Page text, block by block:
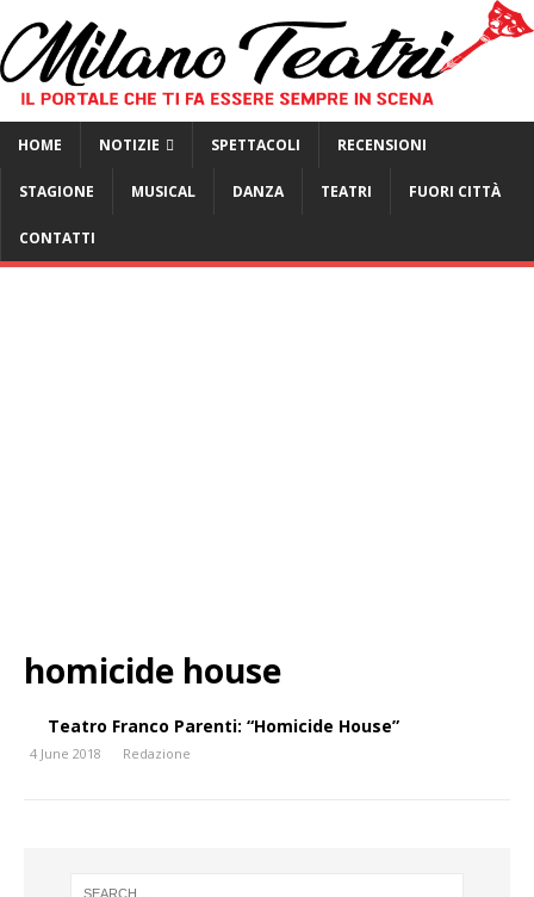
HOME NOTIZIE SPETTACOLI RECENSIONI
STAGIONE MUSICAL DANZA TEATRI FUORI CITTÀ
CONTATTI
homicide house
Teatro Franco Parenti: “Homicide House”
4 June 2018 Redazione